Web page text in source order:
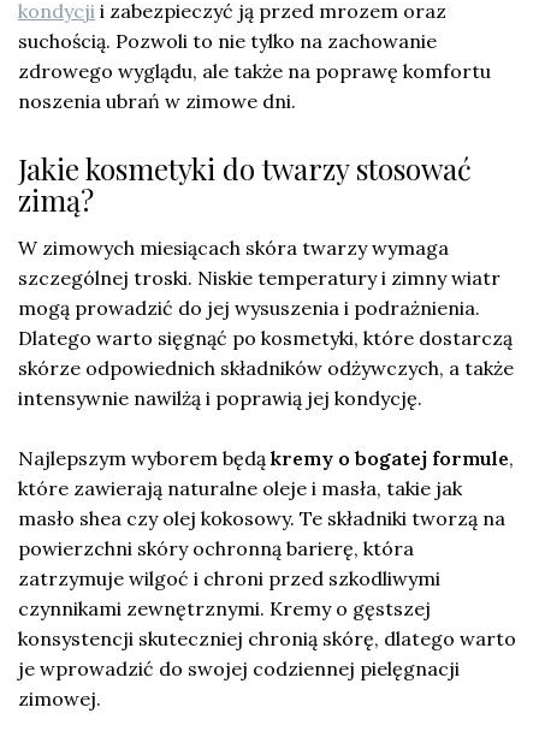
kondycji i zabezpieczyć ją przed mrozem oraz
suchością. Pozwoli to nie tylko na zachowanie
zdrowego wyglądu, ale także na poprawę komfortu
noszenia ubrań w zimowe dni.
Jakie kosmetyki do twarzy stosować
zimą?
W zimowych miesiącach skóra twarzy wymaga
szczególnej troski. Niskie temperatury i zimny wiatr
mogą prowadzić do jej wysuszenia i podrażnienia.
Dlatego warto sięgnąć po kosmetyki, które dostarczą
skórze odpowiednich składników odżywczych, a także
intensywnie nawilżą i poprawią jej kondycję.
Najlepszym wyborem będą kremy o bogatej formule,
które zawierają naturalne oleje i masła, takie jak
masło shea czy olej kokosowy. Te składniki tworzą na
powierzchni skóry ochronną barierę, która
zatrzymuje wilgoć i chroni przed szkodliwymi
czynnikami zewnętrznymi. Kremy o gęstszej
konsystencji skuteczniej chronią skórę, dlatego warto
je wprowadzić do swojej codziennej pielęgnacji
zimowej.